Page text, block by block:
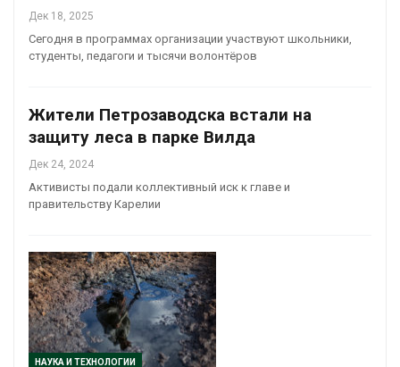
Дек 18, 2025
Сегодня в программах организации участвуют школьники,
студенты, педагоги и тысячи волонтёров
Жители Петрозаводска встали на
защиту леса в парке Вилда
Дек 24, 2024
Активисты подали коллективный иск к главе и
правительству Карелии
НАУКА И ТЕХНОЛОГИИ